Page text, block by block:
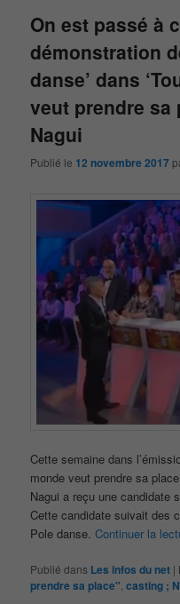
On est passé à
démonstration
danse’ dans
veut prendre sa
Nagui
Publié le 12 novembre 2017
Cette semaine dans
monde veut prendre sa place’
Nagui a reçu une candidate
Cette candidate suivait des
Pole danse.Continuer la
Publié dans Les infos du net |
prendre sa place" ,casting ;